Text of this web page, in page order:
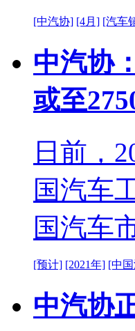
[中汽协] [4月] [汽车
中汽协
或至
日前，
国汽车
国汽车
[预计] [2021年] [中
中汽协